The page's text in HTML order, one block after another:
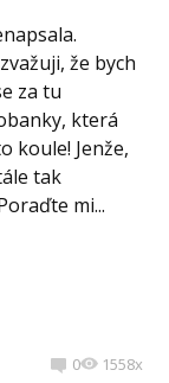
že bych
za tu
která
koule! Jenže,
tak
mi...
0 1558x